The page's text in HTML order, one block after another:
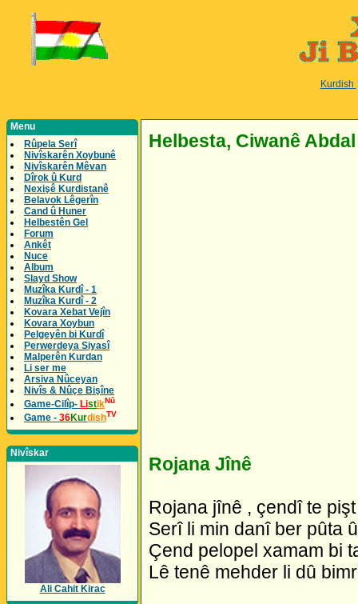
Kurdish
Menu
Rûpela Serî
Nivîskarên Xoybunê
Nivîskarên Mêvan
Dîrok û Kurd
Nexişê Kurdistanê
Belavok Lêgerîn
Cand û Huner
Helbestên Gel
Forum
Ankêt
Nuce
Album
Slayd Show
Muzîka Kurdî - 1
Muzîka Kurdî - 2
Kovara Xebat Vejîn
Kovara Xoybun
Pelgeyên bi Kurdî
Perwerdeya Siyasî
Malperên Kurdan
Li ser me
Arsiva Nûceyan
Nivîs & Nûçe Bişîne
Game-Cilîp- ListikNû
Game - 36KurdishTV
Nivîskar
Ali Cahit Kirac
Helbesta, Ciwanê
Rojana Jînê
Rojana jînê , çendî te
Serî li min danî ber pûta
Çend pelopel xamam bi
Lê tenê mehder li dû